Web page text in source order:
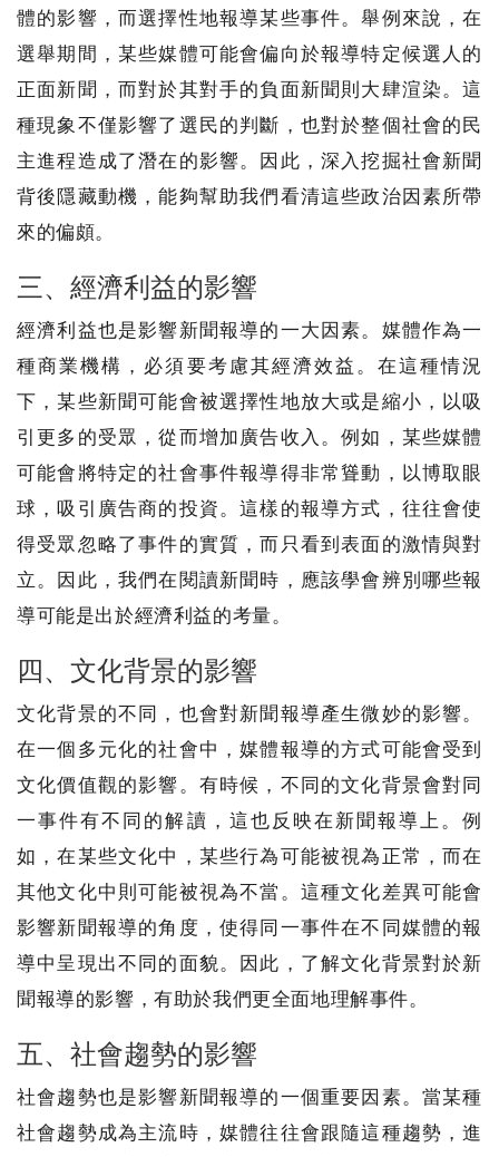
體的影響，而選擇性地報導某些事件。舉例來說，在
選舉期間，某些媒體可能會偏向於報導特定候選人的
正面新聞，而對於其對手的負面新聞則大肆渲染。這
種現象不僅影響了選民的判斷，也對於整個社會的民
主進程造成了潛在的影響。因此，深入挖掘社會新聞
背後隱藏動機，能夠幫助我們看清這些政治因素所帶
來的偏頗。
三、經濟利益的影響
經濟利益也是影響新聞報導的一大因素。媒體作為一
種商業機構，必須要考慮其經濟效益。在這種情況
下，某些新聞可能會被選擇性地放大或是縮小，以吸
引更多的受眾，從而增加廣告收入。例如，某些媒體
可能會將特定的社會事件報導得非常聳動，以博取眼
球，吸引廣告商的投資。這樣的報導方式，往往會使
得受眾忽略了事件的實質，而只看到表面的激情與對
立。因此，我們在閱讀新聞時，應該學會辨別哪些報
導可能是出於經濟利益的考量。
四、文化背景的影響
文化背景的不同，也會對新聞報導產生微妙的影響。
在一個多元化的社會中，媒體報導的方式可能會受到
文化價值觀的影響。有時候，不同的文化背景會對同
一事件有不同的解讀，這也反映在新聞報導上。例
如，在某些文化中，某些行為可能被視為正常，而在
其他文化中則可能被視為不當。這種文化差異可能會
影響新聞報導的角度，使得同一事件在不同媒體的報
導中呈現出不同的面貌。因此，了解文化背景對於新
聞報導的影響，有助於我們更全面地理解事件。
五、社會趨勢的影響
社會趨勢也是影響新聞報導的一個重要因素。當某種
社會趨勢成為主流時，媒體往往會跟隨這種趨勢，進